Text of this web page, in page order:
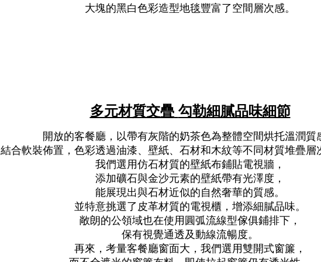
大塊的黑白色彩造型地毯豐富了空間層次感。
多元材質交疊 勾勒細膩品味細節
開放的客餐廳，以帶有灰階的奶茶色為整體空間烘托溫潤質
結合軟裝佈置，色彩透過油漆、壁紙、石材和木紋等不同材質堆疊層
我們選用仿石材質的壁紙布鋪貼電視牆，
添加礦石與金沙元素的壁紙帶有光澤度，
能展現出與石材近似的自然奢華的質感。
並特意挑選了皮革材質的電視櫃，增添細膩品味。
敞朗的公領域也在使用圓弧流線型傢俱鋪排下，
保有視覺通透及動線流暢度。
再來，考量客餐廳窗面大，我們選用雙開式窗簾，